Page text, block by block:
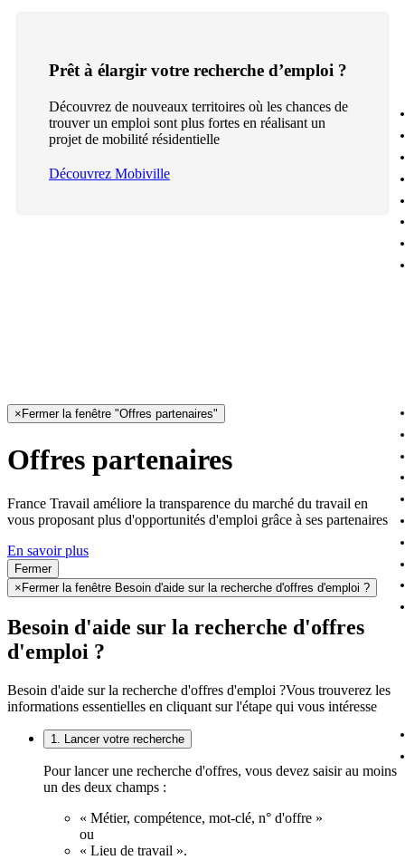
Prêt à élargir votre recherche d’emploi ?
Découvrez de nouveaux territoires où les chances de
trouver un emploi sont plus fortes en réalisant un
projet de mobilité résidentielle
Découvrez Mobiville
× Fermer la fenêtre "Offres partenaires"
Offres partenaires
France Travail améliore la transparence du marché du travail en
vous proposant plus d'opportunités d'emploi grâce à ses partenaires
En savoir plus
Fermer
× Fermer la fenêtre Besoin d'aide sur la recherche d'offres d'emploi ?
Besoin d'aide sur la recherche d'offres
d'emploi ?
Besoin d'aide sur la recherche d'offres d'emploi ?Vous trouverez les
informations essentielles en cliquant sur l'étape qui vous intéresse
1. Lancer votre recherche
Pour lancer une recherche d'offres, vous devez saisir au moins
un des deux champs :
« Métier, compétence, mot-clé, n° d'offre »
ou
« Lieu de travail ».